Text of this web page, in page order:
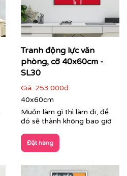
treo phòng lãnh đạo
– Dấu ấn độc bản của
đậm bản sắc thương hiệu?
Tranh động lực văn
phòng, cỡ 40x60cm -
SL30
Giá: 253.000đ
40x60cm
Muốn làm gì thì làm đi, để
đó sẽ thành không bao giờ
Đặt hàng